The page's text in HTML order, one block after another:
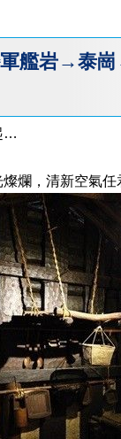
艦岩→泰
…
爛，清新空氣任